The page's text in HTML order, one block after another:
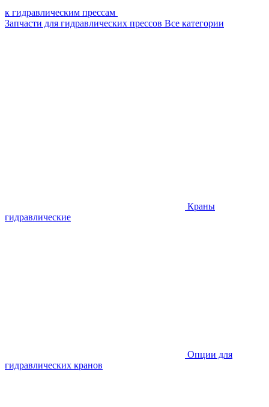
к гидравлическим прессам
Запчасти для гидравлических прессов Все категории
Краны
гидравлические
Опции для
гидравлических кранов